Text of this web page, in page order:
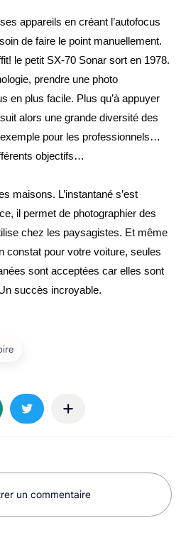
appareils en créant l’autofocus
de faire le point manuellement.
le petit SX-70 Sonar sort en 1978.
prendre une photo
en plus facile. Plus qu’à appuyer
alors une grande diversité des
exemple pour les professionnels…
objectifs…
maisons. L’instantané s’est
il permet de photographier des
chez les paysagistes. Et même
constat pour votre voiture, seules
sont acceptées car elles sont
succès incroyable.
un commentaire